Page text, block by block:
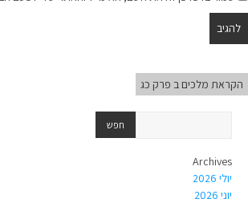
הקראת מלכים ב פרק כג
Archives
יולי 2026
יוני 2026